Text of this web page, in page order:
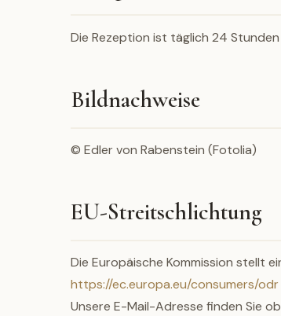
Die Rezeption ist täglich 24
Bildnachweise
© Edler von Rabenstein (Fotolia)
EU-Streitschlichtung
Die Europäische Kommission stellt
https://ec.europa.eu/consumers/odr
Unsere E-Mail-Adresse finden Sie